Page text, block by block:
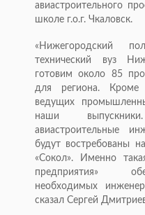
авиастроительного
школе г.о.г. Чкаловск.
«Нижегородский
технический вуз
готовим около 85
для региона. Кроме
ведущих
наши
авиастроительные
будут востребованы
«Сокол». Именно
предприятия»
необходимых
сказал Сергей